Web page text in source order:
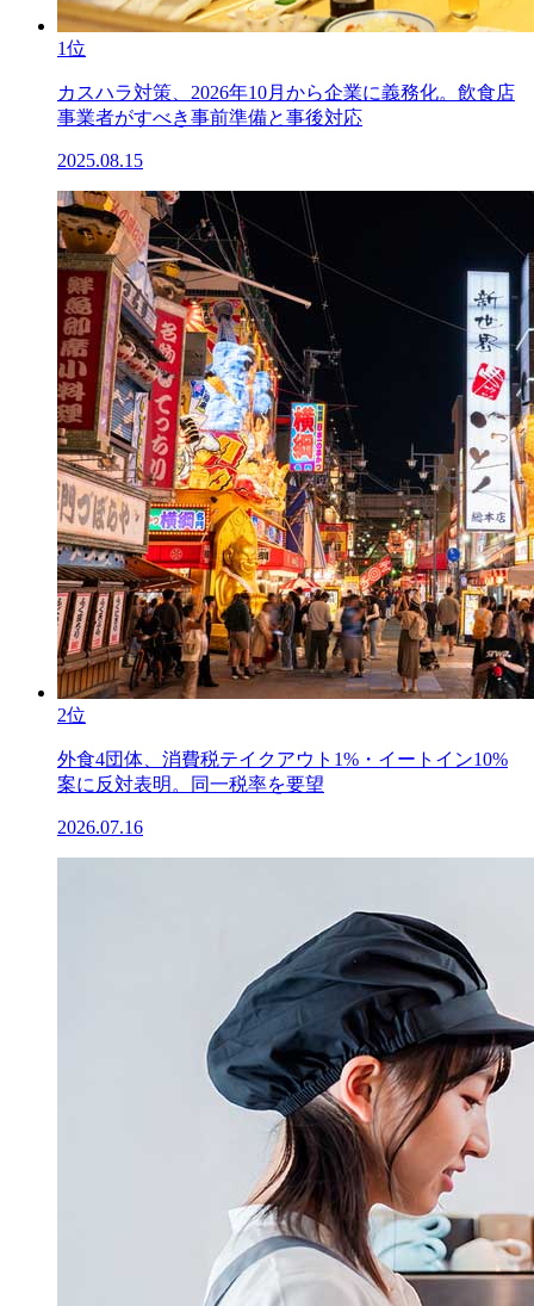
1位
カスハラ対策、2026年10月から企業に義務化。飲食店
事業者がすべき事前準備と事後対応
2025.08.15
2位
外食4団体、消費税テイクアウト1%・イートイン10%
案に反対表明。同一税率を要望
2026.07.16